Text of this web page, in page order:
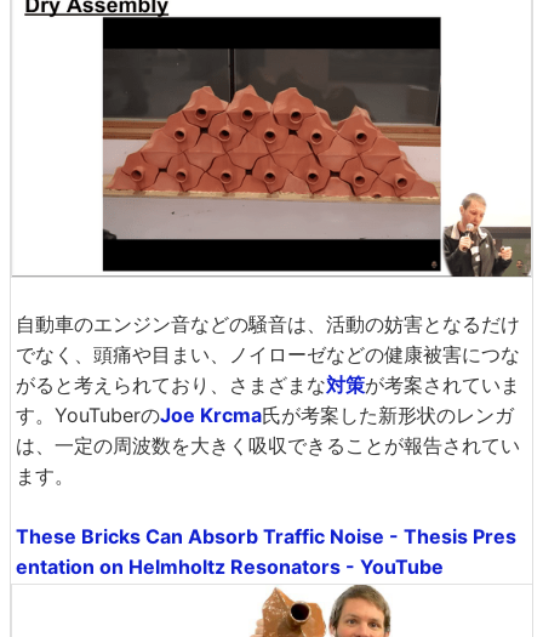
自動車のエンジン音などの騒音は、活動の妨害となるだけ
でなく、頭痛や目まい、ノイローゼなどの健康被害につな
がると考えられており、さまざまな対策が考案されていま
す。YouTuberのJoe Krcma氏が考案した新形状のレンガ
は、一定の周波数を大きく吸収できることが報告されてい
ます。
These Bricks Can Absorb Traffic Noise - Thesis Pres
entation on Helmholtz Resonators - YouTube